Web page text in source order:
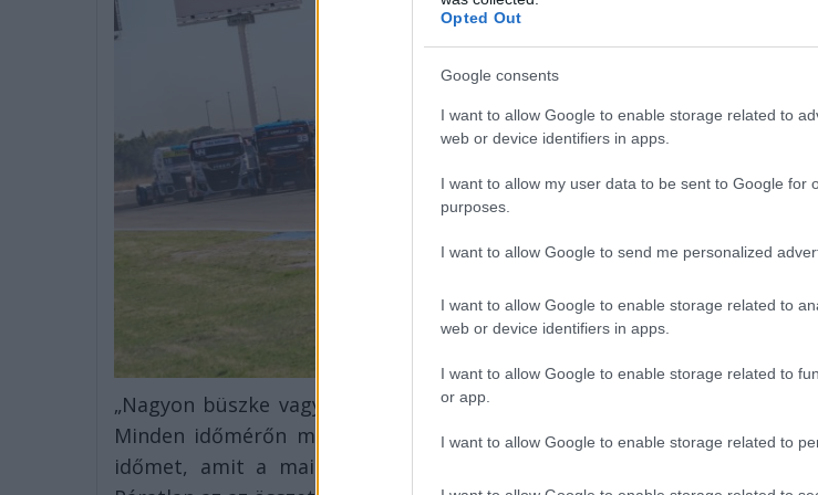
Opted Out
Google consents
I want to allow Google to enable storage related to
web or device identifiers in apps.
I want to allow my user data to be sent to Google for
purposes.
I want to allow Google to send me personalized
I want to allow Google to enable storage related to
web or device identifiers in apps.
I want to allow Google to enable storage related to
or app.
I want to allow Google to enable storage related to
„Nagyon büszke vagyok az idei eredményekre és a csapatra, hogy ezt
Minden időmérőn mi voltunk a leggyorsabbak, sajnos a
időmet, amit a mai napig igazságtalannak tartok, de ez nem